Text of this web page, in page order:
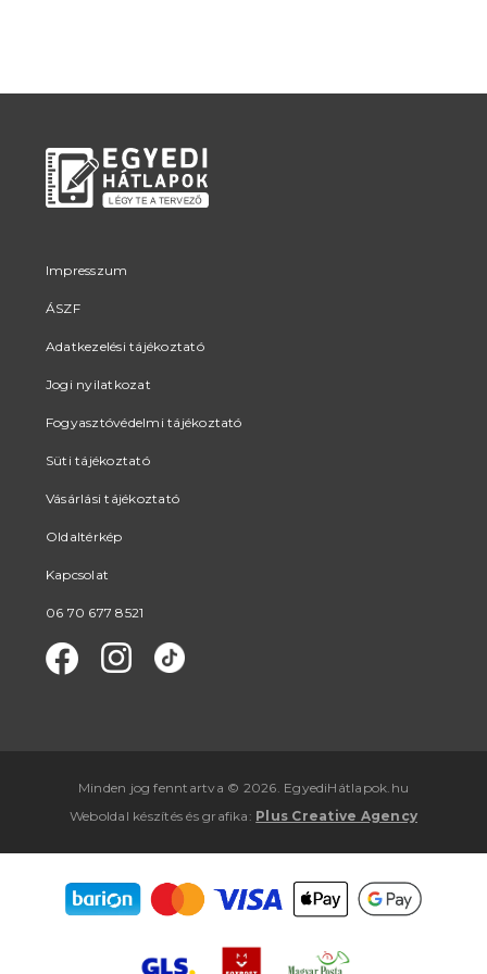
Impresszum
ÁSZF
Adatkezelési tájékoztató
Jogi nyilatkozat
Fogyasztóvédelmi tájékoztató
Süti tájékoztató
Vásárlási tájékoztató
Oldaltérkép
Kapcsolat
06 70 677 8521
Minden jog fenntartva © 2026. EgyediHátlapok.hu
Weboldal készítés ésgrafika : Plus Creative Agency